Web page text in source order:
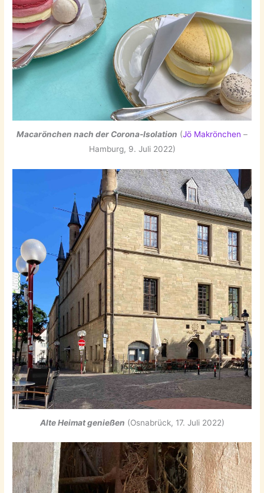
Macarönchen nach der Corona-Isolation (Jö Makrönchen –
Hamburg, 9. Juli 2022)
Alte Heimat genießen (Osnabrück, 17. Juli 2022)